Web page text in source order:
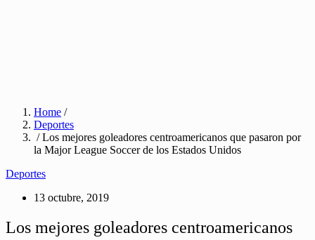
Home /
Deportes
/ Los mejores goleadores centroamericanos que pasaron por
la Major League Soccer de los Estados Unidos
Deportes
13 octubre, 2019
Los mejores goleadores centroamericanos